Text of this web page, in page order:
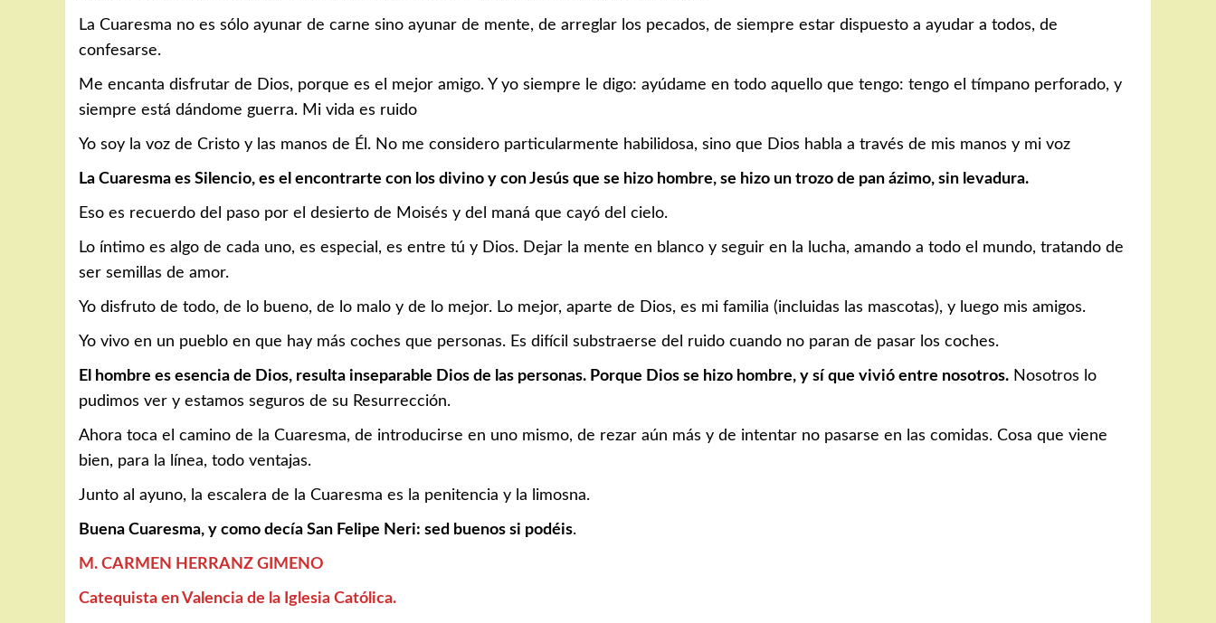
La Cuaresma no es sólo ayunar de carne sino ayunar de mente, de arreglar los pecados, de siempre estar dispuesto a ayudar a todos, de
confesarse.
Me encanta disfrutar de Dios, porque es el mejor amigo. Y yo siempre le digo: ayúdame en todo aquello que tengo: tengo el tímpano perforado, y
siempre está dándome guerra. Mi vida es ruido
Yo soy la voz de Cristo y las manos de Él. No me considero particularmente habilidosa, sino que Dios habla a través de mis manos y mi voz
La Cuaresma es Silencio, es el encontrarte con los divino y con Jesús que se hizo hombre, se hizo un trozo de pan ázimo, sin levadura.
Eso es recuerdo del paso por el desierto de Moisés y del maná que cayó del cielo.
Lo íntimo es algo de cada uno, es especial, es entre tú y Dios. Dejar la mente en blanco y seguir en la lucha, amando a todo el mundo, tratando de
ser semillas de amor.
Yo disfruto de todo, de lo bueno, de lo malo y de lo mejor. Lo mejor, aparte de Dios, es mi familia (incluidas las mascotas), y luego mis amigos.
Yo vivo en un pueblo en que hay más coches que personas. Es difícil substraerse del ruido cuando no paran de pasar los coches.
El hombre es esencia de Dios, resulta inseparable Dios de las personas. Porque Dios se hizo hombre, y sí que vivió entre nosotros. Nosotros lo
pudimos ver y estamos seguros de su Resurrección.
Ahora toca el camino de la Cuaresma, de introducirse en uno mismo, de rezar aún más y de intentar no pasarse en las comidas. Cosa que viene
bien, para la línea, todo ventajas.
Junto al ayuno, la escalera de la Cuaresma es la penitencia y la limosna.
Buena Cuaresma, y como decía San Felipe Neri: sed buenos si podéis.
M. CARMEN HERRANZ GIMENO
Catequista en Valencia de la Iglesia Católica.